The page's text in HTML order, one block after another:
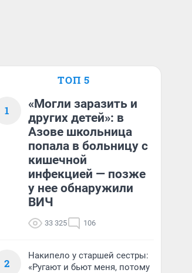
ТОП 5
1
«Могли заразить и
других детей»: в
Азове школьница
попала в больницу с
кишечной
инфекцией — позже
у нее обнаружили
ВИЧ
33 325 106
2
Накипело у старшей сестры:
«Ругают и бьют меня, потому